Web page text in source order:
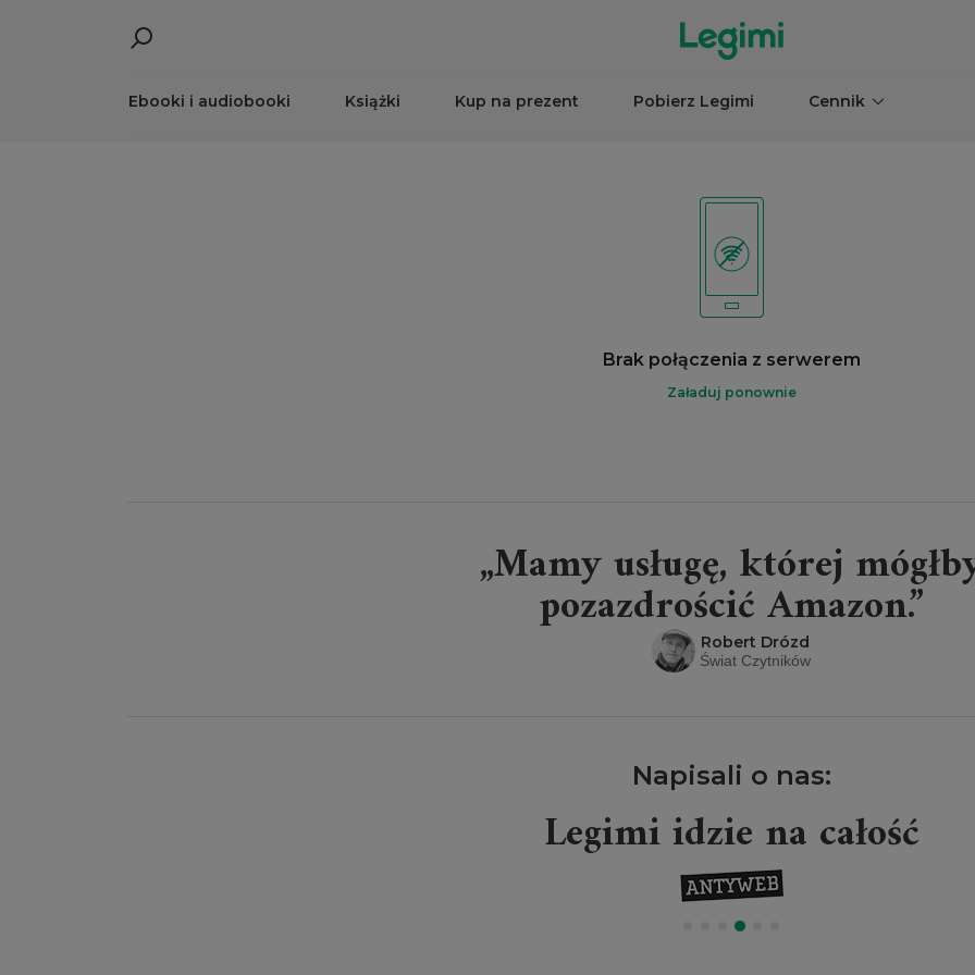
Ebooki i audiobooki Książki Kup na prezent Pobierz Legimi Cennik
Brak połączenia z serwerem
Załaduj ponownie
„Mamy usługę, której
pozazdrościć Amazon.”
Robert Drózd
Świat Czytników
Napisali o nas:
Legimi idzie na całość